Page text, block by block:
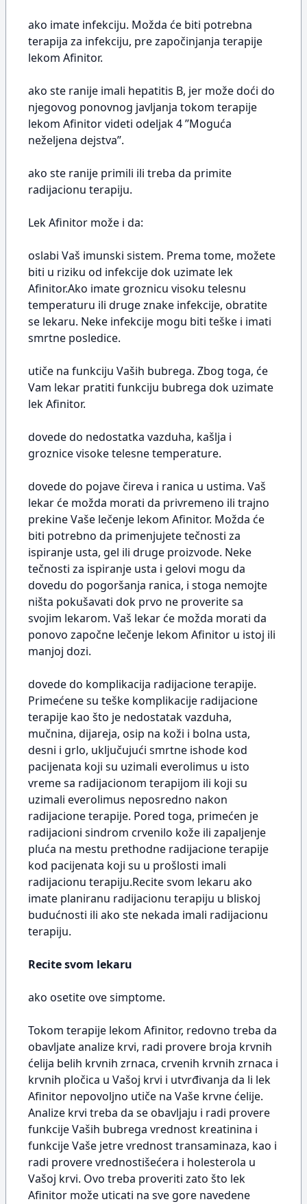
ako imate infekciju. Možda će biti potrebna
terapija za infekciju, pre započinjanja terapije
lekom Afinitor.
ako ste ranije imali hepatitis B, jer može doći do
njegovog ponovnog javljanja tokom terapije
lekom Afinitor videti odeljak 4 ’’Moguća
neželjena dejstva’’.
ako ste ranije primili ili treba da primite
radijacionu terapiju.
Lek Afinitor može i da:
oslabi Vaš imunski sistem. Prema tome, možete
biti u riziku od infekcije dok uzimate lek
Afinitor.Ako imate groznicu visoku telesnu
temperaturu ili druge znake infekcije, obratite
se lekaru. Neke infekcije mogu biti teške i imati
smrtne posledice.
utiče na funkciju Vaših bubrega. Zbog toga, će
Vam lekar pratiti funkciju bubrega dok uzimate
lek Afinitor.
dovede do nedostatka vazduha, kašlja i
groznice visoke telesne temperature.
dovede do pojave čireva i ranica u ustima. Vaš
lekar će možda morati da privremeno ili trajno
prekine Vaše lečenje lekom Afinitor. Možda će
biti potrebno da primenjujete tečnosti za
ispiranje usta, gel ili druge proizvode. Neke
tečnosti za ispiranje usta i gelovi mogu da
dovedu do pogoršanja ranica, i stoga nemojte
ništa pokušavati dok prvo ne proverite sa
svojim lekarom. Vaš lekar će možda morati da
ponovo započne lečenje lekom Afinitor u istoj ili
manjoj dozi.
dovede do komplikacija radijacione terapije.
Primećene su teške komplikacije radijacione
terapije kao što je nedostatak vazduha,
mučnina, dijareja, osip na koži i bolna usta,
desni i grlo, uključujući smrtne ishode kod
pacijenata koji su uzimali everolimus u isto
vreme sa radijacionom terapijom ili koji su
uzimali everolimus neposredno nakon
radijacione terapije. Pored toga, primećen je
radijacioni sindrom crvenilo kože ili zapaljenje
pluća na mestu prethodne radijacione terapije
kod pacijenata koji su u prošlosti imali
radijacionu terapiju.Recite svom lekaru ako
imate planiranu radijacionu terapiju u bliskoj
budućnosti ili ako ste nekada imali radijacionu
terapiju.
Recite svom lekaru
ako osetite ove simptome.
Tokom terapije lekom Afinitor, redovno treba da
obavljate analize krvi, radi provere broja krvnih
ćelija belih krvnih zrnaca, crvenih krvnih zrnaca i
krvnih pločica u Vašoj krvi i utvrđivanja da li lek
Afinitor nepovoljno utiče na Vaše krvne ćelije.
Analize krvi treba da se obavljaju i radi provere
funkcije Vaših bubrega vrednost kreatinina i
funkcije Vaše jetre vrednost transaminaza, kao i
radi provere vrednostišećera i holesterola u
Vašoj krvi. Ovo treba proveriti zato što lek
Afinitor može uticati na sve gore navedene